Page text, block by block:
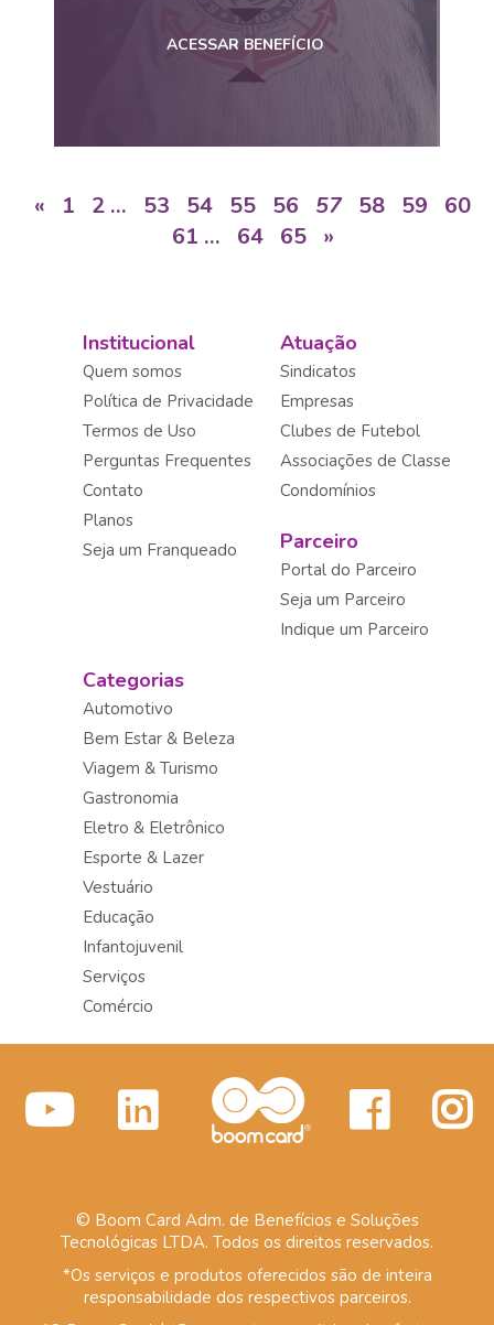
ACESSAR BENEFÍCIO
« 1 2 … 53 54 55 56 57 58 59
60
61 … 64 65 »
Institucional
Quem somos
Política de Privacidade
Termos de Uso
Perguntas Frequentes
Contato
Planos
Seja um Franqueado
Atuação
Sindicatos
Empresas
Clubes de Futebol
Associações de Classe
Condomínios
Parceiro
Portal do Parceiro
Seja um Parceiro
Indique um Parceiro
Categorias
Automotivo
Bem Estar & Beleza
Viagem & Turismo
Gastronomia
Eletro & Eletrônico
Esporte & Lazer
Vestuário
Educação
Infantojuvenil
Serviços
Comércio
© Boom Card Adm. de Benefícios e Soluções
Tecnológicas LTDA. Todos os direitos reservados.
*Os serviços e produtos oferecidos são de inteira
responsabilidade dos respectivos parceiros.